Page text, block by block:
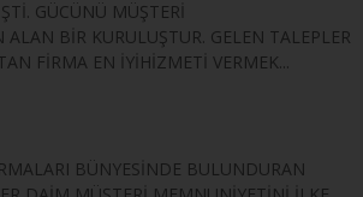
GÜCÜNÜ MÜŞTERİ
BİR KURULUŞTUR. GELEN TALEPLER
FİRMA EN İYİHİZMETİ VERMEK...
BÜNYESİNDE BULUNDURAN